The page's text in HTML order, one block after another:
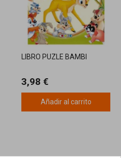
LIBRO PUZLE BAMBI
3,98 €
Añadir al carrito